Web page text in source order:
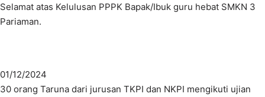
Selamat atas Kelulusan PPPK Bapak/Ibuk guru hebat SMKN 3
Pariaman.
01/12/2024
30 orang Taruna dari jurusan TKPI dan NKPI mengikuti ujian